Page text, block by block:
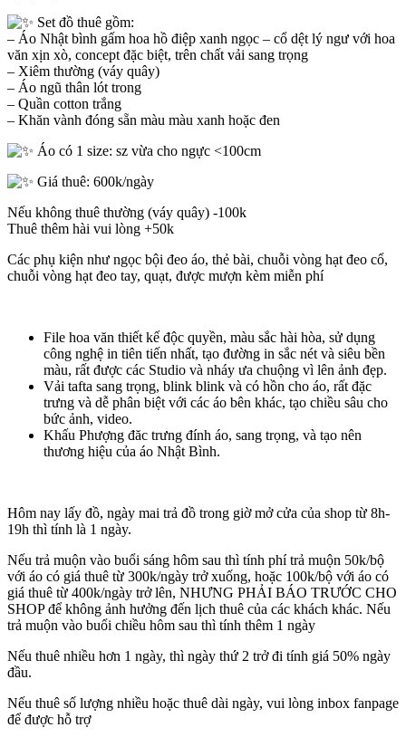
Set đồ thuê gồm:
– Áo Nhật bình gấm hoa hồ điệp xanh ngọc – cổ dệt lý ngư với hoa
văn xịn xò, concept đặc biệt, trên chất vải sang trọng
– Xiêm thường (váy quây)
– Áo ngũ thân lót trong
– Quần cotton trắng
– Khăn vành đóng sẵn màu màu xanh hoặc đen
Áo có 1 size: sz vừa cho ngực <100cm
Giá thuê: 600k/ngày
Nếu không thuê thường (váy quây) -100k
Thuê thêm hài vui lòng +50k
Các phụ kiện như ngọc bội đeo áo, thẻ bài, chuỗi vòng hạt đeo cổ,
chuỗi vòng hạt đeo tay, quạt, được mượn kèm miễn phí
File hoa văn thiết kế độc quyền, màu sắc hài hòa, sử dụng
công nghệ in tiên tiến nhất, tạo đường in sắc nét và siêu bền
màu, rất được các Studio và nháy ưa chuộng vì lên ảnh đẹp.
Vải tafta sang trọng, blink blink và có hồn cho áo, rất đặc
trưng và dễ phân biệt với các áo bên khác, tạo chiều sâu cho
bức ảnh, video.
Khấu Phượng đăc trưng đính áo, sang trọng, và tạo nên
thương hiệu của áo Nhật Bình.
Hôm nay lấy đồ, ngày mai trả đồ trong giờ mở cửa của shop từ 8h-
19h thì tính là 1 ngày.
Nếu trả muộn vào buổi sáng hôm sau thì tính phí trả muộn 50k/bộ
với áo có giá thuê từ 300k/ngày trở xuống, hoặc 100k/bộ với áo có
giá thuê từ 400k/ngày trở lên, NHƯNG PHẢI BÁO TRƯỚC CHO
SHOP để không ảnh hưởng đến lịch thuê của các khách khác. Nếu
trả muộn vào buổi chiều hôm sau thì tính thêm 1 ngày
Nếu thuê nhiều hơn 1 ngày, thì ngày thứ 2 trở đi tính giá 50% ngày
đầu.
Nếu thuê số lượng nhiều hoặc thuê dài ngày, vui lòng inbox fanpage
để được hỗ trợ